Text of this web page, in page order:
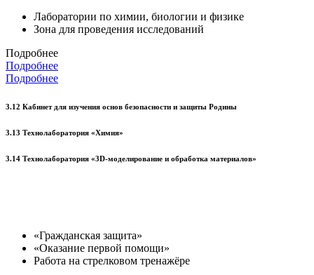
Лаборатории по химии, биологии и физике
Зона для проведения исследований
Подробнее
Подробнее
Подробнее
3.12 Кабинет для изучения основ безопасности и защиты Родины
3.13 Технолаборатория «Химия»
3.14 Технолаборатория «3D-моделирование и обработка материалов»
«Гражданская защита»
«Оказание первой помощи»
Работа на стрелковом тренажёре